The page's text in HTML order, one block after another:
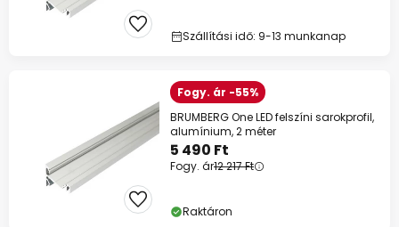
Szállítási idő: 9-13 munkanap
Fogy. ár -55%
BRUMBERG One LED felszíni sarokprofil,
alumínium, 2 méter
5 490 Ft
Fogy. ár12 217 Ft
Raktáron